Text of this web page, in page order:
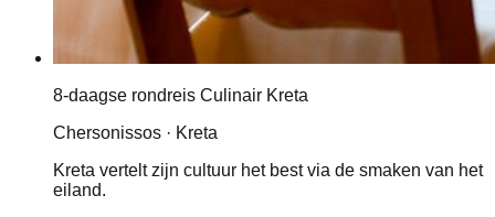
8-daagse rondreis Culinair Kreta
Chersonissos · Kreta
Kreta vertelt zijn cultuur het best via de smaken van het
eiland.